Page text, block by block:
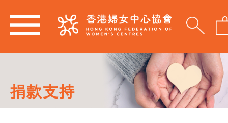
捐款支持